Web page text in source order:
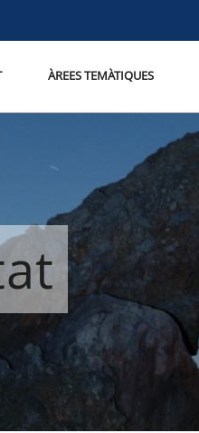
ÀREES TEMÀTIQUES